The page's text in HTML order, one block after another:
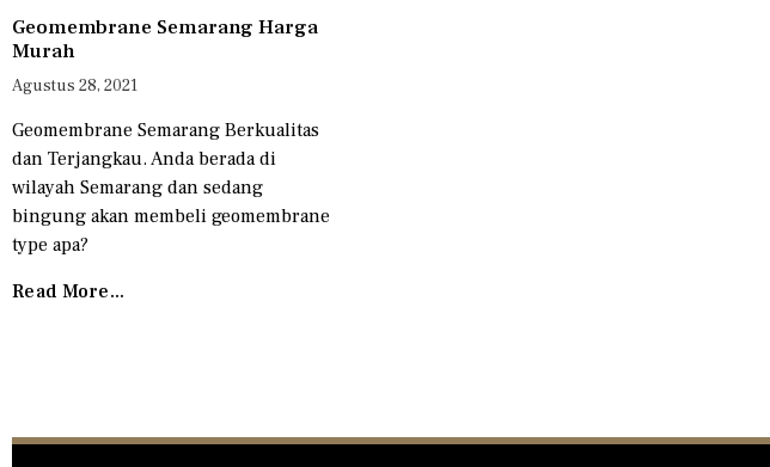
Geomembrane Semarang Harga
Murah
Agustus 28, 2021
Geomembrane Semarang Berkualitas
dan Terjangkau. Anda berada di
wilayah Semarang dan sedang
bingung akan membeli geomembrane
type apa?
Read More...